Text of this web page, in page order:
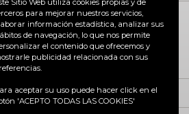
en el Programa de Iniciación a la
Next, y ha contado con el apoyo
de Fondos europeos FEDER,
según la medida de
económico de esta empresa, su región y
España en su conjunto
Sitio Web utiliza cookies propias y de
para mejorar nuestros servicios,
información estadística, analizar sus
de navegación, lo que nos permite
el contenido que ofrecemos y
publicidad relacionada con sus
aceptar su uso puede hacer click en el
'ACEPTO TODAS LAS COOKIES'